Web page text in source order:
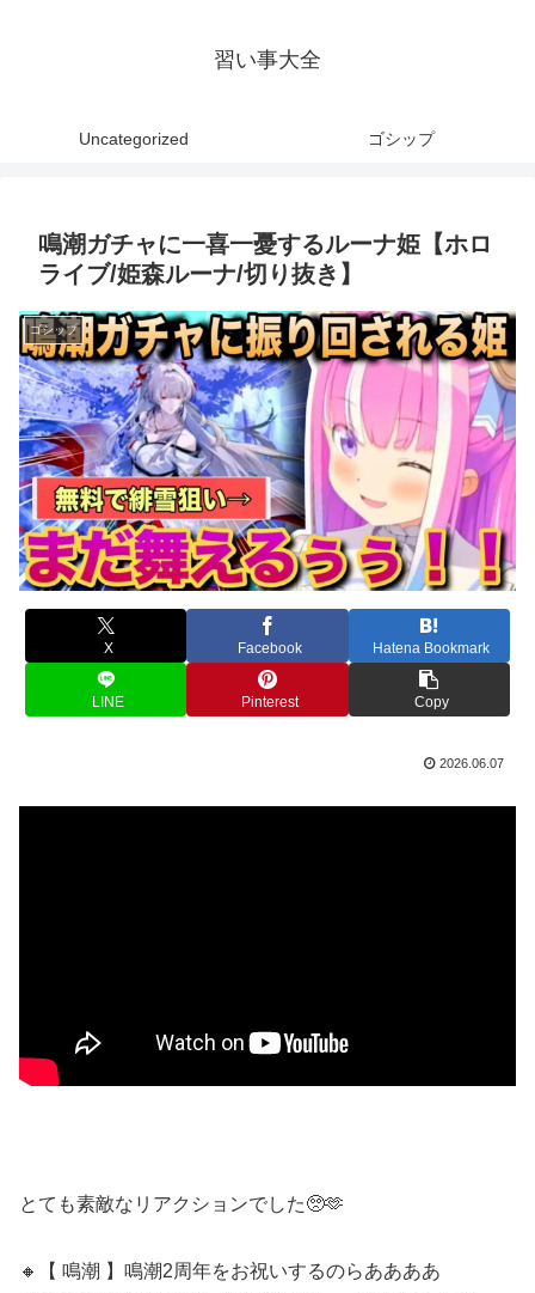
習い事大全
Uncategorized ゴシップ
鳴潮ガチャに一喜一憂するルーナ姫【ホロ
ライブ/姫森ルーナ/切り抜き】
ゴシップ
X Facebook Hatena Bookmark
LINE Pinterest Copy
2026.06.07
とても素敵なリアクションでした🥺🫶
🔸【 鳴潮 】鳴潮2周年をお祝いするのらああああ